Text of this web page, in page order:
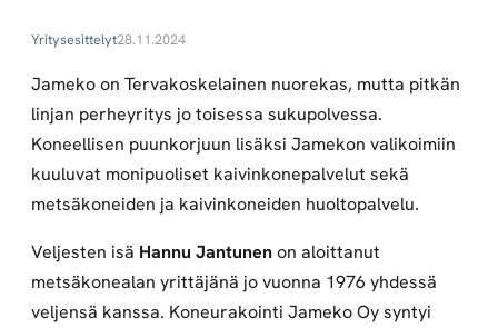
Yritysesittelyt28.11.2024
Jameko on Tervakoskelainen nuorekas, mutta pitkän
linjan perheyritys jo toisessa sukupolvessa.
Koneellisen puunkorjuun lisäksi Jamekon valikoimiin
kuuluvat monipuoliset kaivinkonepalvelut sekä
metsäkoneiden ja kaivinkoneiden huoltopalvelu.
Veljesten isä Hannu Jantunenon aloittanut
metsäkonealan yrittäjänä jo vuonna 1976 yhdessä
veljensä kanssa. Koneurakointi Jameko Oy syntyi